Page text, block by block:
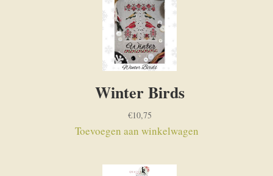
Winter Birds
€10,75
Toevoegen aan winkelwagen